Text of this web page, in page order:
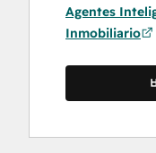
Agentes
Inmobiliario